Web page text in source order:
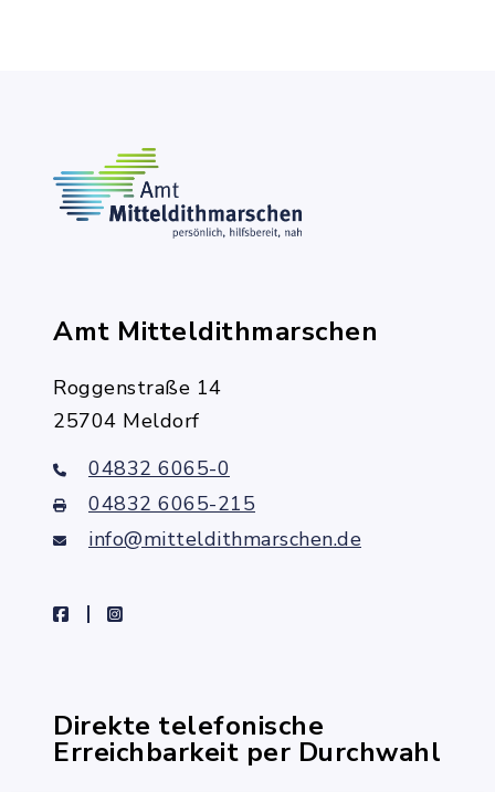
Amt Mitteldithmarschen
Roggenstraße 14
25704 Meldorf
04832 6065-0
04832 6065-215
info@mitteldithmarschen.de
facebookinstagram
Direkte telefonische
Erreichbarkeit per Durchwahl